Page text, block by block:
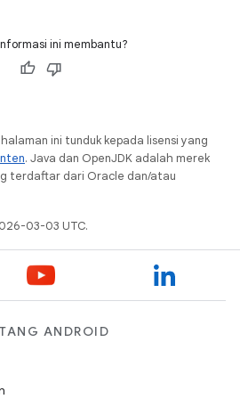
ini membantu?
ini tunduk kepada lisensi yang
. Java dan OpenJDK adalah merek
terdaftar dari Oracle dan/atau
03-03 UTC.
ANDROID